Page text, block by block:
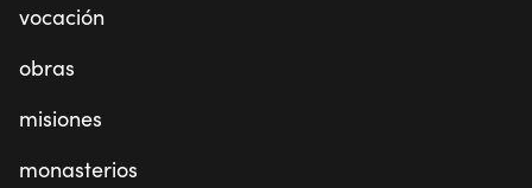
vocación
obras
misiones
monasterios